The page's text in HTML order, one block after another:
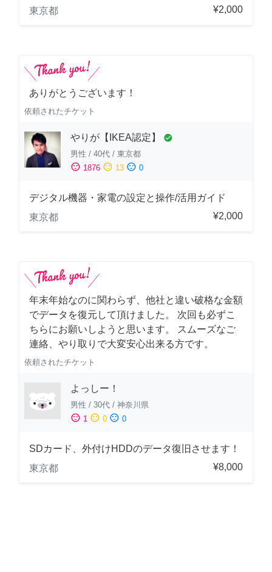
東京都 ¥2,000
ありがとうございます！
依頼されたチケット
やりが【IKEA認定】 check_circle
男性 / 40代 / 東京都
sentiment_satisfied 1876 sentiment_neutral 13 sentiment_dissatisfied 0
デジタル機器・家電の設定と操作/活用ガイド
東京都
¥2,000
年末年始なのに関わらず、他社と違い破格な金額
でデータを復元して頂けました。 次回も必ずこ
ちらにお願いしようと思います。 スムーズなご
連絡、やり取りで大変安心出来る方です。
依頼されたチケット
よっしー！
男性 / 30代 / 神奈川県
sentiment_satisfied 1 sentiment_neutral 0 sentiment_dissatisfied 0
SDカード、外付けHDDのデータ復旧させます！
東京都
¥8,000